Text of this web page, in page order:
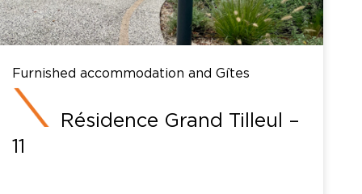
Furnished accommodation and Gîtes
Résidence Grand Tilleul –
11